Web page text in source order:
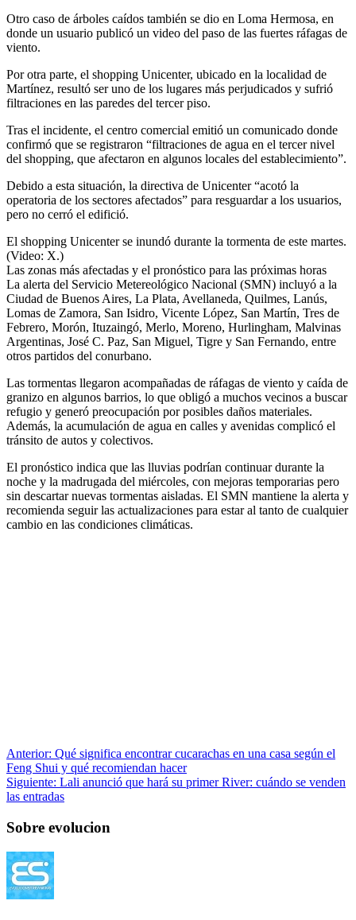
Otro caso de árboles caídos también se dio en Loma Hermosa, en
donde un usuario publicó un video del paso de las fuertes ráfagas de
viento.
Por otra parte, el shopping Unicenter, ubicado en la localidad de
Martínez, resultó ser uno de los lugares más perjudicados y sufrió
filtraciones en las paredes del tercer piso.
Tras el incidente, el centro comercial emitió un comunicado donde
confirmó que se registraron “filtraciones de agua en el tercer nivel
del shopping, que afectaron en algunos locales del establecimiento”.
Debido a esta situación, la directiva de Unicenter “acotó la
operatoria de los sectores afectados” para resguardar a los usuarios,
pero no cerró el edifició.
El shopping Unicenter se inundó durante la tormenta de este martes.
(Video: X.)
Las zonas más afectadas y el pronóstico para las próximas horas
La alerta del Servicio Metereológico Nacional (SMN) incluyó a la
Ciudad de Buenos Aires, La Plata, Avellaneda, Quilmes, Lanús,
Lomas de Zamora, San Isidro, Vicente López, San Martín, Tres de
Febrero, Morón, Ituzaingó, Merlo, Moreno, Hurlingham, Malvinas
Argentinas, José C. Paz, San Miguel, Tigre y San Fernando, entre
otros partidos del conurbano.
Las tormentas llegaron acompañadas de ráfagas de viento y caída de
granizo en algunos barrios, lo que obligó a muchos vecinos a buscar
refugio y generó preocupación por posibles daños materiales.
Además, la acumulación de agua en calles y avenidas complicó el
tránsito de autos y colectivos.
El pronóstico indica que las lluvias podrían continuar durante la
noche y la madrugada del miércoles, con mejoras temporarias pero
sin descartar nuevas tormentas aisladas. El SMN mantiene la alerta y
recomienda seguir las actualizaciones para estar al tanto de cualquier
cambio en las condiciones climáticas.
Anterior: Qué significa encontrar cucarachas en una casa según el
Feng Shui y qué recomiendan hacer
Siguiente: Lali anunció que hará su primer River: cuándo se venden
las entradas
Sobre evolucion